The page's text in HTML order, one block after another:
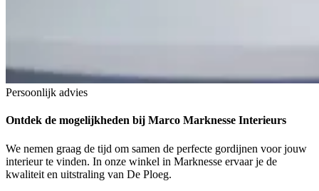
Persoonlijk advies
Ontdek de mogelijkheden bij Marco Marknesse Interieurs
We nemen graag de tijd om samen de perfecte gordijnen voor jouw
interieur te vinden. In onze winkel in Marknesse ervaar je de
kwaliteit en uitstraling van De Ploeg.